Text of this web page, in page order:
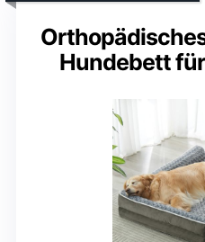
Hundebett